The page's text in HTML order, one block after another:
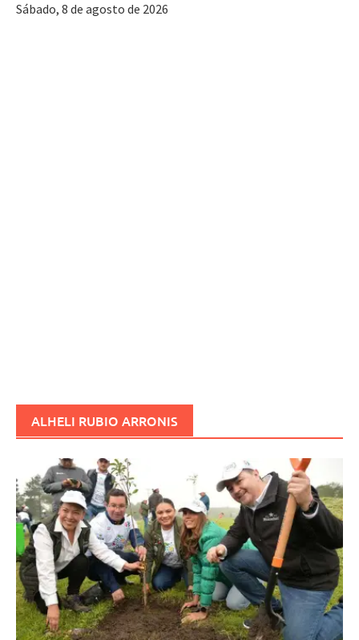
Sábado, 8 de agosto de 2026
ALHELI RUBIO ARRONIS